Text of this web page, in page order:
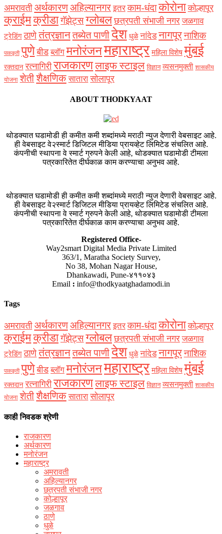
अमरावती अर्थकारणअहिल्यानगर इतर काम-धंदाकोरोना कोल्हापूर
क्राईमक्रीडागॅझेट्सग्लोबल छत्रपती संभाजी नगर जळगाव
ट्रेडिंग ठाणेतंत्रज्ञानतब्येत पाणीदेश धुळे नांदेड नागपूरनाशिक
पाककृती पुणे बीड ब्लॉग मनोरंजनमहाराष्ट्र महिला विशेष मुंबई
रक्‍तदान रत्नागिरी राजकारणलाइफ स्टाइल विज्ञान व्यसनमुक्ती शासकीय
योजना शेतीशैक्षणिक सातारा सोलापूर
ABOUT THODKYAAT
थोडक्यात घडामोडी ही कमीत कमी शब्दांमध्ये मराठी न्युज देणारी वेबसाइट आहे.
ही वेबसाइट वे२स्मार्ट डिजिटल मीडिया प्रायव्हेट लिमिटेड संचलित आहे.
कंपनीची स्थापना वे स्मार्ट ग्रुपने केली आहे, थोडक्यात घडामोडी टीमला
पत्रकारितेत दीर्घकाळ काम करण्याचा अनुभव आहे.
थोडक्यात घडामोडी ही कमीत कमी शब्दांमध्ये मराठी न्युज देणारी वेबसाइट आहे.
ही वेबसाइट वे२स्मार्ट डिजिटल मीडिया प्रायव्हेट लिमिटेड संचलित आहे.
कंपनीची स्थापना वे स्मार्ट ग्रुपने केली आहे, थोडक्यात घडामोडी टीमला
पत्रकारितेत दीर्घकाळ काम करण्याचा अनुभव आहे.
Registered Office-
Way2smart Digital Media Private Limited
363/1, Maratha Society Survey,
No 38, Mohan Nagar House,
Dhankawadi, Pune-४११०४३
Email : info@thodkyaatghadamodi.in
Tags
अमरावती अर्थकारणअहिल्यानगर इतर काम-धंदाकोरोना कोल्हापूर
क्राईमक्रीडागॅझेट्सग्लोबल छत्रपती संभाजी नगर जळगाव
ट्रेडिंग ठाणेतंत्रज्ञानतब्येत पाणीदेश धुळे नांदेड नागपूरनाशिक
पाककृती पुणे बीड ब्लॉग मनोरंजनमहाराष्ट्र महिला विशेष मुंबई
रक्‍तदान रत्नागिरी राजकारणलाइफ स्टाइल विज्ञान व्यसनमुक्ती शासकीय
योजना शेतीशैक्षणिक सातारा सोलापूर
काही निवडक श्रेणी
राजकारण
अर्थकारण
मनोरंजन
महाराष्ट्र
अमरावती
अहिल्यानगर
छत्रपती संभाजी नगर
कोल्हापूर
जळगाव
ठाणे
धुळे